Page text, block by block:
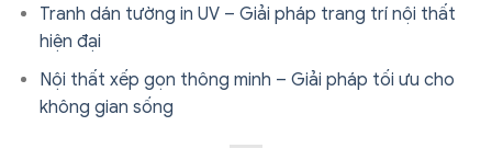
Tranh dán tường in UV – Giải pháp trang trí nội thất
hiện đại
Nội thất xếp gọn thông minh – Giải pháp tối ưu cho
không gian sống